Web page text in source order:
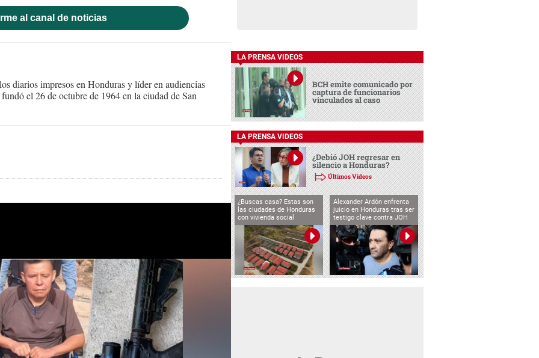
al canal de noticias
diarios impresos en Honduras y líder en audiencias
el 26 de octubre de 1964 en la ciudad de San
LA PRENSA VIDEOS
BCH emite comunicado por
captura de funcionarios
vinculados al caso
LA PRENSA VIDEOS
¿Debió JOH regresar en
silencio a Honduras?
Últimos Videos
¿Buscas casa? Estas son
las ciudades de Honduras
con vivienda social
Alexander Ardón enfrenta
juicio en Honduras tras ser
testigo clave contra JOH